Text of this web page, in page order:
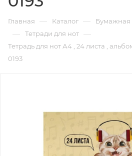
Главная — Каталог — Бумажная
— Тетради для нот —
Тетрадь для нот А4 , 24 листа ,
0193